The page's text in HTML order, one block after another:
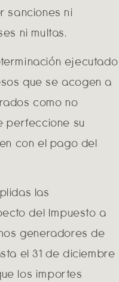
sanciones ni
ni multas.
ejecutado
que se acogen a
como no
perfeccione su
con el pago del
las
del Impuesto a
generadores de
el 31 de diciembre
los importes